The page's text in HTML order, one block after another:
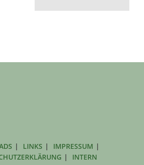
LINKS
IMPRESSUM
INTERN